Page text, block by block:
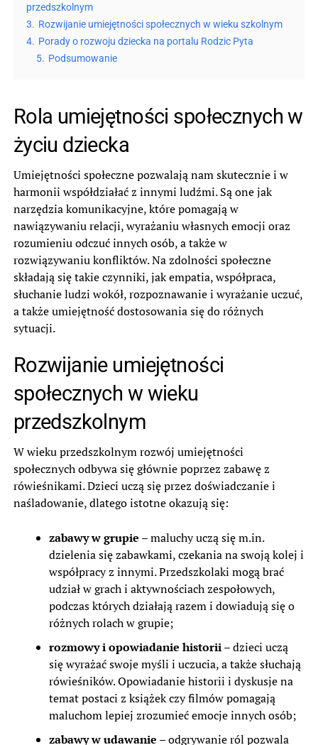
przedszkolnym
3. Rozwijanie umiejętności społecznych w wieku szkolnym
4. Porady o rozwoju dziecka na portalu Rodzic Pyta
5. Podsumowanie
Rola umiejętności społecznych w
życiu dziecka
Umiejętności społeczne pozwalają nam skutecznie i w
harmonii współdziałać z innymi ludźmi. Są one jak
narzędzia komunikacyjne, które pomagają w
nawiązywaniu relacji, wyrażaniu własnych emocji oraz
rozumieniu odczuć innych osób, a także w
rozwiązywaniu konfliktów. Na zdolności społeczne
składają się takie czynniki, jak empatia, współpraca,
słuchanie ludzi wokół, rozpoznawanie i wyrażanie uczuć,
a także umiejętność dostosowania się do różnych
sytuacji.
Rozwijanie umiejętności
społecznych w wieku
przedszkolnym
W wieku przedszkolnym rozwój umiejętności
społecznych odbywa się głównie poprzez zabawę z
rówieśnikami. Dzieci uczą się przez doświadczanie i
naśladowanie, dlatego istotne okazują się:
zabawy w grupie – maluchy uczą się m.in.
dzielenia się zabawkami, czekania na swoją kolej i
współpracy z innymi. Przedszkolaki mogą brać
udział w grach i aktywnościach zespołowych,
podczas których działają razem i dowiadują się o
różnych rolach w grupie;
rozmowy i opowiadanie historii– dzieci uczą
się wyrażać swoje myśli i uczucia, a także słuchają
rówieśników. Opowiadanie historii i dyskusje na
temat postaci z książek czy filmów pomagają
maluchom lepiej zrozumieć emocje innych osób;
zabawy w udawanie – odgrywanie ról pozwala